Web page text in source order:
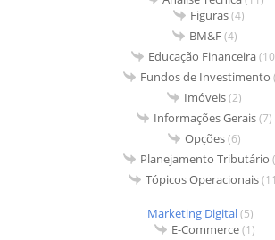
Figuras(4)
BM&F(4)
Educação Financeira
Fundos de Investimento
Imóveis(2)
Informações Gerais(7)
Opções(6)
Planejamento Tributário
Tópicos Operacionais
Marketing Digital(5)
E-Commerce(1)